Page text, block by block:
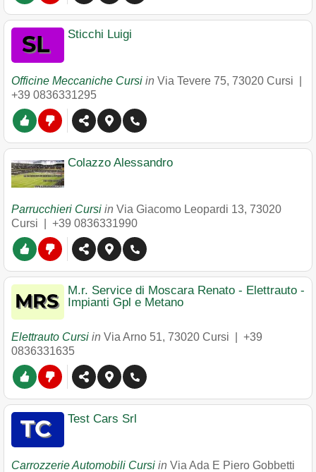
Sticchi Luigi
Officine Meccaniche Cursi in Via Tevere 75, 73020 Cursi
+39 0836331295
Colazzo Alessandro
Parrucchieri Cursi in Via Giacomo Leopardi 13, 73020
Cursi
+39 0836331990
M.r. Service di Moscara Renato - Elettrauto -
Impianti Gpl e Metano
Elettrauto Cursi in Via Arno 51, 73020 Cursi
+39
0836331635
Test Cars Srl
Carrozzerie Automobili Cursi in Via Ada E Piero Gobbetti